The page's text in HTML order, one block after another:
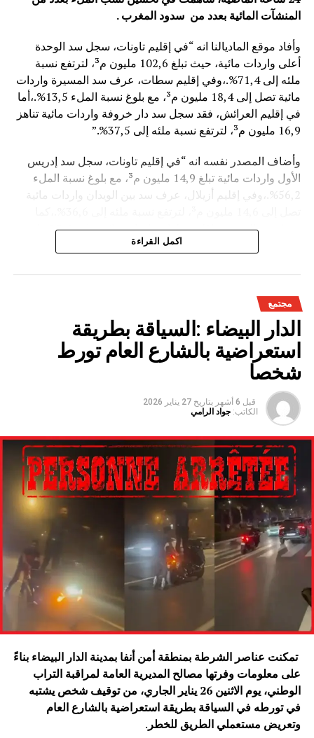
المنشآت المائية بعدد من سدود المغرب .
وأفاد موقع الماديالنا انه “في إقليم تاونات، سجل سد الوحدة
أعلى واردات مائية، حيث تبلغ 102,6 مليون م³، لترتفع نسبة
ملئه إلى 71,4%.،وفي إقليم سطات، عرف سد المسيرة واردات
مائية تصل إلى 18,4 مليون م³، مع بلوغ نسبة الملء 13,5%.،أما
في إقليم العرائش، فقد سجل سد دار خروفة واردات مائية تناهز
16,9 مليون م³، لترتفع نسبة ملئه إلى 37,5%.”
وأضاف المصدر نفسه انه “في إقليم تاونات، سجل سد إدريس
الأول واردات مائية تبلغ 14,9 مليون م³، مع بلوغ نسبة الملء
56,2%.،وفي إقليم أزيلال، عرف سد بين الويدان واردات مائية
وتعكس هذه المعطيات الأثر الإيجابي على الثروة المائية
الوطنية،والفرشة المئية عموما ووقعها الايجابي على الفلاحة بعد
سنوات الجفاف .
اكمل القراءة
مجتمع
الدار البيضاء :السياقة بطريقة
استعراضية بالشارع العام تورط
شخصا
قبل 6 أشهر بتاريخ 27 يناير 2026
الكاتب: جواد الرامي
تمكنت عناصر الشرطة بمنطقة أمن أنفا بمدينة الدار البيضاء بناءً
على معلومات وفرتها مصالح المديرية العامة لمراقبة التراب
الوطني، يوم الاثنين 26 يناير الجاري، من توقيف شخص يشتبه
في تورطه في السياقة بطريقة استعراضية بالشارع العام
وتعريض مستعملي الطريق للخطر .